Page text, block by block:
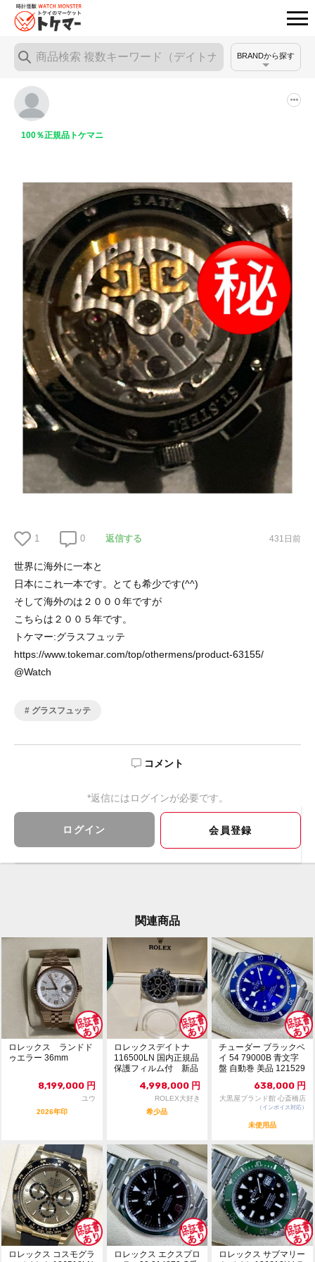
BRANDから探す
100％正規品トケマニ
1 0 返信する 431日前
世界に海外に一本と
日本にこれ一本です。とても希少です(^^)
そして海外のは２０００年ですが
こちらは２００５年です。
トケマー:グラスフュッテ
https://www.tokemar.com/top/othermens/product-63155/
@Watch
グラスフュッテ
コメント
*返信にはログインが必要です。
ログイン 会員登録
関連商品
ロレックス ランドド
ゥエラー 36mm
8,199,000 円
ユウ
2026年印
ロレックスデイトナ
116500LN 国内正規品
保護フィルム付 新品
4,998,000 円
ROLEX大好き
希少品
チューダー ブラックベ
イ 54 79000B 青文字
盤 自動巻 美品 121529
638,000 円
大黒屋ブランド館 心斎橋店
（インボイス対応）
未使用品
ロレックス コスモグラ
ロレックス エクスプロ
ロレックス サブマリー